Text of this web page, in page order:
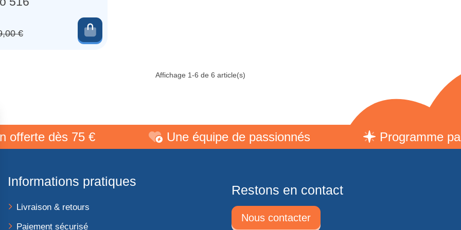
de base
€ Ajouter au panier
Affichage 1-6 de 6 article(s)
dès 75 € Une équipe de passionnés Programme
Informations pratiques
Livraison & retours
Paiement sécurisé
Restons en contact
Nous contacter